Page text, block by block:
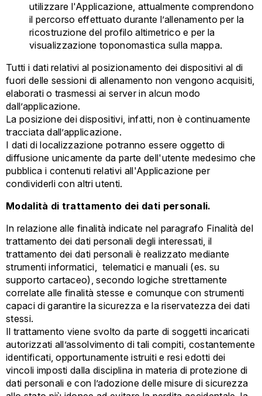
utilizzare l'Applicazione, attualmente comprendono
il percorso effettuato durante l’allenamento per la
ricostruzione del profilo altimetrico e per la
visualizzazione toponomastica sulla mappa.
Tutti i dati relativi al posizionamento dei dispositivi al di
fuori delle sessioni di allenamento non vengono acquisiti,
elaborati o trasmessi ai server in alcun modo
dall’applicazione.
La posizione dei dispositivi, infatti, non è continuamente
tracciata dall’applicazione.
I dati di localizzazione potranno essere oggetto di
diffusione unicamente da parte dell'utente medesimo che
pubblica i contenuti relativi all'Applicazione per
condividerli con altri utenti.
Modalità di trattamento dei dati personali.
In relazione alle finalità indicate nel paragrafo Finalità del
trattamento dei dati personali degli interessati, il
trattamento dei dati personali è realizzato mediante
strumenti informatici, telematici e manuali (es. su
supporto cartaceo), secondo logiche strettamente
correlate alle finalità stesse e comunque con strumenti
capaci di garantire la sicurezza e la riservatezza dei dati
stessi.
Il trattamento viene svolto da parte di soggetti incaricati
autorizzati all’assolvimento di tali compiti, costantemente
identificati, opportunamente istruiti e resi edotti dei
vincoli imposti dalla disciplina in materia di protezione di
dati personali e con l’adozione delle misure di sicurezza